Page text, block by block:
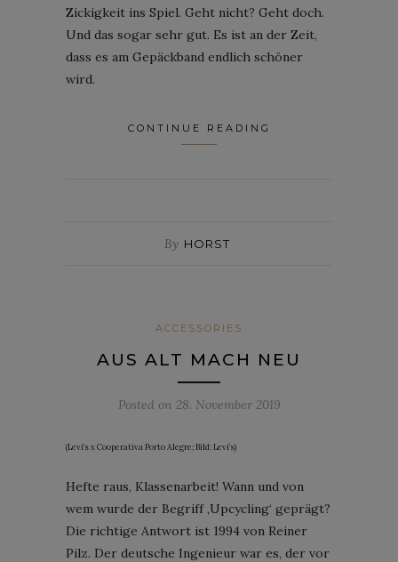
Zickigkeit ins Spiel. Geht nicht? Geht doch.
Und das sogar sehr gut. Es ist an der Zeit,
dass es am Gepäckband endlich schöner
wird.
CONTINUE READING
By HORST
ACCESSORIES
AUS ALT MACH NEU
Posted on 28. November 2019
(Levi’s x Cooperativa Porto Alegre; Bild: Levi’s)
Hefte raus, Klassenarbeit! Wann und von
wem wurde der Begriff ‚Upcycling‘ geprägt?
Die richtige Antwort ist 1994 von Reiner
Pilz. Der deutsche Ingenieur war es, der vor